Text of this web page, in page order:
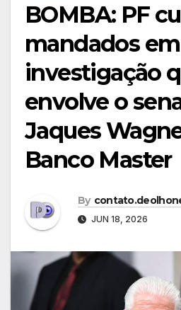
BOMBA: PF
mandados em
investigação
envolve o
Jaques
Banco Master
By
JUN 18, 2026